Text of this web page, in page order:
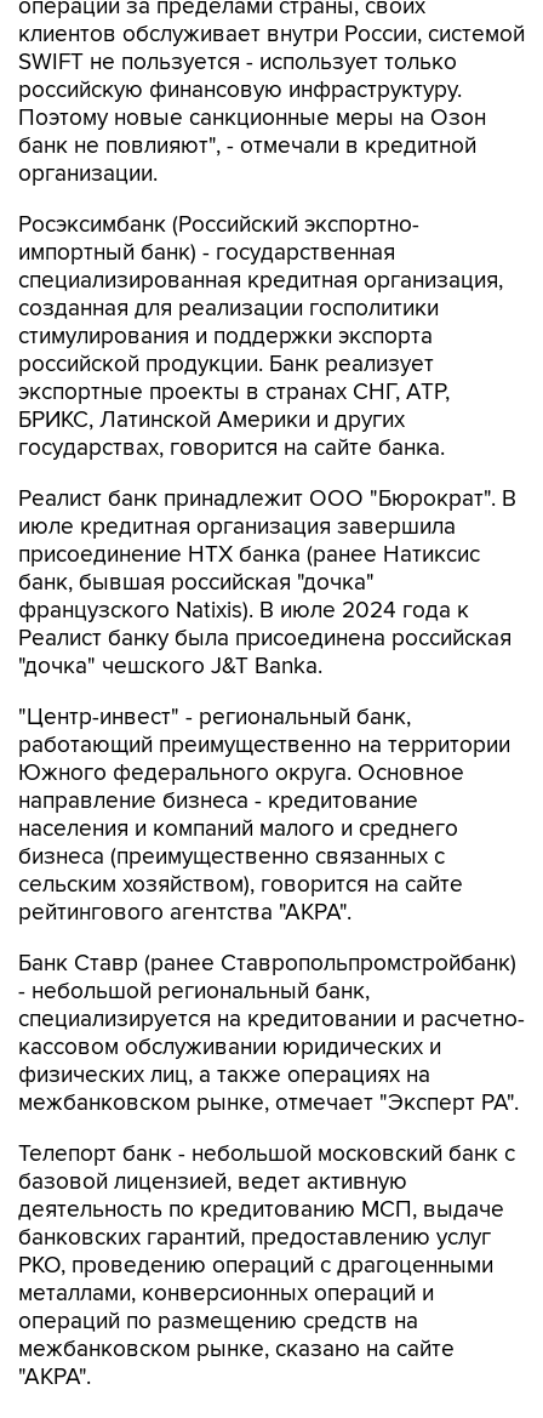
SWIFT не пользуется - использует только
российскую финансовую инфраструктуру.
Поэтому новые санкционные меры на Озон
банк не повлияют", - отмечали в кредитной
организации.
Росэксимбанк (Российский экспортно-
специализированная кредитная организация,
созданная для реализации госполитики
стимулирования и поддержки экспорта
российской продукции. Банк реализует
экспортные проекты в странах СНГ, АТР,
БРИКС, Латинской Америки и других
государствах, говорится на сайте банка.
Реалист банк принадлежит ООО "Бюрократ". В
присоединение НТХ банка (ранее Натиксис
банк, бывшая российская "дочка"
французского Natixis). В июле 2024 года к
Реалист банку была присоединена российская
"дочка" чешского J&T Banka.
"Центр-инвест" - региональный банк,
Южного федерального округа. Основное
направление бизнеса - кредитование
населения и компаний малого и среднего
бизнеса (преимущественно связанных с
сельским хозяйством), говорится на сайте
рейтингового агентства "АКРА".
Банк Ставр (ранее Ставропольпромстройбанк)
специализируется на кредитовании и расчетно-
кассовом обслуживании юридических и
физических лиц, а также операциях на
межбанковском рынке, отмечает "Эксперт РА".
Телепорт банк - небольшой московский банк с
деятельность по кредитованию МСП, выдаче
банковских гарантий, предоставлению услуг
РКО, проведению операций с драгоценными
металлами, конверсионных операций и
операций по размещению средств на
межбанковском рынке, сказано на сайте
"АКРА".
Озон банк по итогам второго квартала 2026